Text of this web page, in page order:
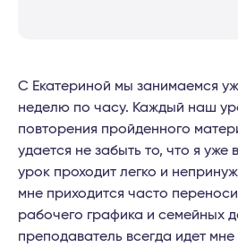
С Екатериной мы занимаемся
неделю по часу. Каждый наш
повторения пройденного
удается не забыть то, что я
урок проходит легко и
мне приходится часто
рабочего графика и семейных
преподаватель всегда идет мне